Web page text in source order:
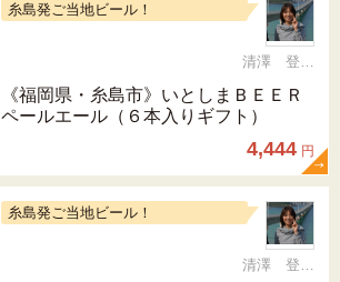
糸島発ご当地ビール！
清澤 登希子
《福岡県・糸島市》いとしまＢＥＥＲ
ペールエール（６本入りギフト）
4,444 円
糸島発ご当地ビール！
清澤 登希子